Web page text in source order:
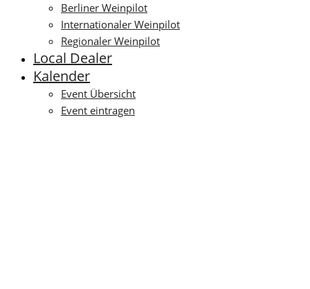
Berliner Weinpilot
Internationaler Weinpilot
Regionaler Weinpilot
Local Dealer
Kalender
Event Übersicht
Event eintragen